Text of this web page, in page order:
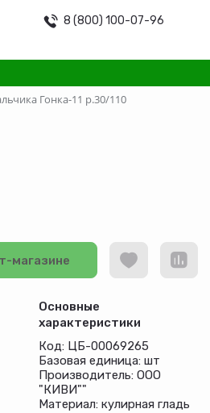
8 (800) 100-07-96
Гонка-11 р.30/110
магазине
Основные
характеристики
Код: ЦБ-00069265
Базовая единица: шт
Производитель: ООО
"КИВИ""
Материал: кулирная гладь